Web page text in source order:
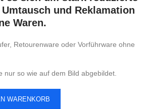
und Reklamation
Waren.
Retourenware oder Vorführware ohne
nur so wie auf dem Bild abgebildet.
WARENKORB